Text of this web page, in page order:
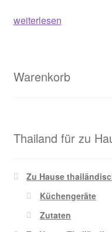
Dozentenlehrgang
weiterlesen
Warenkorb
Thailand für zu
Zu Hause
Küchengeräte
Zutaten